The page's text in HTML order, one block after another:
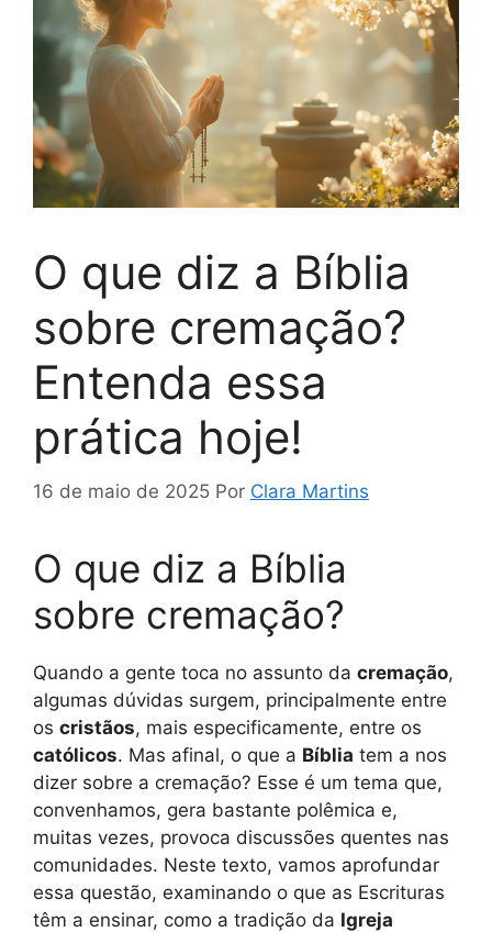
O que diz a Bíblia
sobre cremação?
Entenda essa
prática hoje!
16 de maio de 2025 Por Clara Martins
O que diz a Bíblia
sobre cremação?
Quando a gente toca no assunto da cremação,
algumas dúvidas surgem, principalmente entre
os cristãos, mais especificamente, entre os
católicos. Mas afinal, o que a Bíblia tem a nos
dizer sobre a cremação? Esse é um tema que,
convenhamos, gera bastante polêmica e,
muitas vezes, provoca discussões quentes nas
comunidades. Neste texto, vamos aprofundar
essa questão, examinando o que as Escrituras
têm a ensinar, como a tradição da Igreja